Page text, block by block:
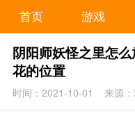
首页 游戏
阴阳师妖怪之里怎
花的位置
时间：2021-10-01 来源